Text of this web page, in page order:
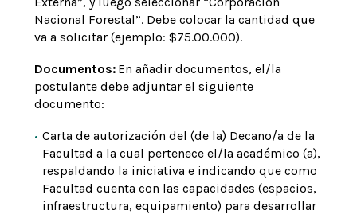
Nacional Forestal”. Debe colocar la cantidad que
va a solicitar (ejemplo: $75.00.000).
Documentos: En añadir documentos, el/la
postulante debe adjuntar el siguiente
documento:
Carta de autorización del (de la) Decano/a de la
Facultad a la cual pertenece el/la académico (a),
respaldando la iniciativa e indicando que como
Facultad cuenta con las capacidades (espacios,
infraestructura, equipamiento) para desarrollar